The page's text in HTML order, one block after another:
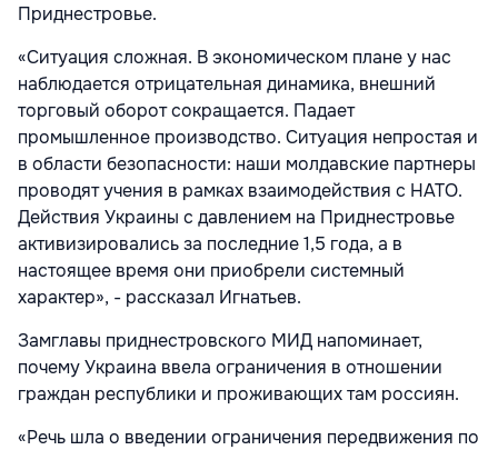
Приднестровье.
«Ситуация сложная. В экономическом плане у нас
наблюдается отрицательная динамика, внешний
торговый оборот сокращается. Падает
промышленное производство. Ситуация непростая и
в области безопасности: наши молдавские партнеры
проводят учения в рамках взаимодействия с НАТО.
Действия Украины с давлением на Приднестровье
активизировались за последние 1,5 года, а в
настоящее время они приобрели системный
характер», - рассказал Игнатьев.
Замглавы приднестровского МИД напоминает,
почему Украина ввела ограничения в отношении
граждан республики и проживающих там россиян.
«Речь шла о введении ограничения передвижения по